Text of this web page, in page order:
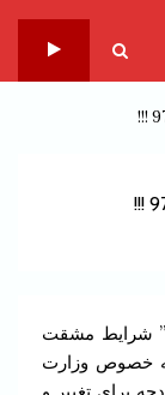
شرایط مشقت
به خصوص وزارت